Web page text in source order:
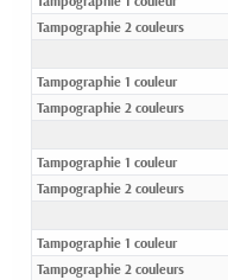
Tampographie 2 couleurs
Tampographie 1 couleur
Tampographie 2 couleurs
Tampographie 1 couleur
Tampographie 2 couleurs
Tampographie 1 couleur
Tampographie 2 couleurs